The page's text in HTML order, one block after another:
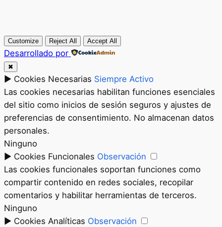
Customize Reject All Accept All
Desarrollado por
✖
► Cookies Necesarias Siempre Activo
Las cookies necesarias habilitan funciones esenciales
del sitio como inicios de sesión seguros y ajustes de
preferencias de consentimiento. No almacenan datos
personales.
Ninguno
► Cookies Funcionales Observación
Las cookies funcionales soportan funciones como
compartir contenido en redes sociales, recopilar
comentarios y habilitar herramientas de terceros.
Ninguno
► Cookies Analíticas Observación